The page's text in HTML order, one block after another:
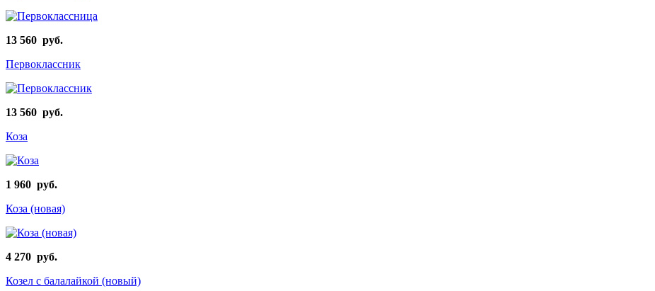
13 560 руб.
Первоклассник
13 560 руб.
Коза
1 960 руб.
Коза (новая)
4 270 руб.
Козел с балалайкой (новый)